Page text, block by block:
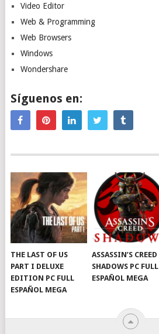
Video Editor
Web & Programming
Web Browsers
Windows
Wondershare
Síguenos en:
THE LAST OF US
PART I DELUXE
EDITION PC FULL
ESPAÑOL MEGA
ASSASSIN’S CREED
SHADOWS PC FULL
ESPAÑOL MEGA